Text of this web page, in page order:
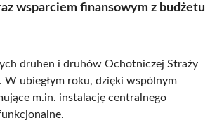
wsparciem finansowym z budżetu
druhen i druhów Ochotniczej Straży
ubiegłym roku, dzięki wspólnym
m.in. instalację centralnego